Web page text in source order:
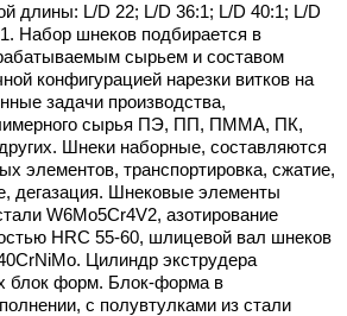
длины: L/D 22; L/D 36:1; L/D 40:1; L/D
Набор шнеков подбирается в
сырьем и составом
конфигурацией нарезки витков на
задачи производства,
сырья ПЭ, ПП, ПММА, ПК,
Шнеки наборные, составляются
элементов, транспортировка, сжатие,
дегазация. Шнековые элементы
W6Mo5Cr4V2, азотирование
HRC 55-60, шлицевой вал шнеков
Цилиндр экструдера
блок форм. Блок-форма в
с полувтулками из стали